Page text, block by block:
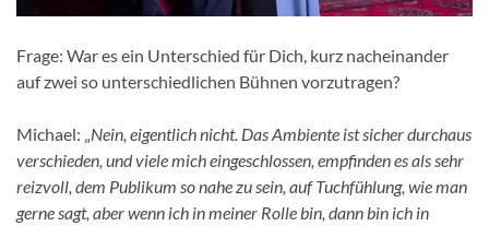
Frage: War es ein Unterschied für Dich, kurz nacheinander
auf zwei so unterschiedlichen Bühnen vorzutragen?
Michael: „ Nein, eigentlich nicht. Das Ambiente ist sicher durchaus
verschieden, und viele mich eingeschlossen, empfinden es als sehr
reizvoll, dem Publikum so nahe zu sein, auf Tuchfühlung, wie man
gerne sagt, aber wenn ich in meiner Rolle bin, dann bin ich in